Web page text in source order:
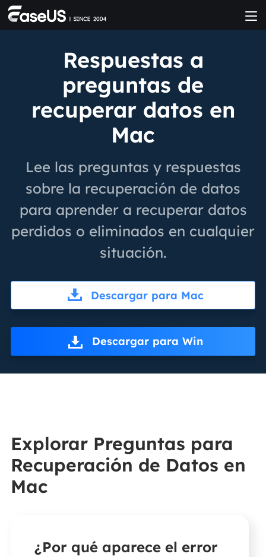
Respuestas a
preguntas de
recuperar datos en
Mac
Lee las preguntas y respuestas
sobre la recuperación de datos
para aprender a recuperar datos
perdidos o eliminados en cualquier
situación.
Descargar para Mac
Descargar para Win
Explorar Preguntas para
Recuperación de Datos en
Mac
¿Por qué aparece el error